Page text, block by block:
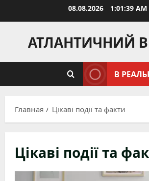
08.08.2026 1:01:41 AM
АТЛАНТИЧНИЙ
В
Главная Цікаві події та факти
Цікаві події та